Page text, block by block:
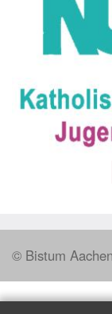
© Bistum Aachen